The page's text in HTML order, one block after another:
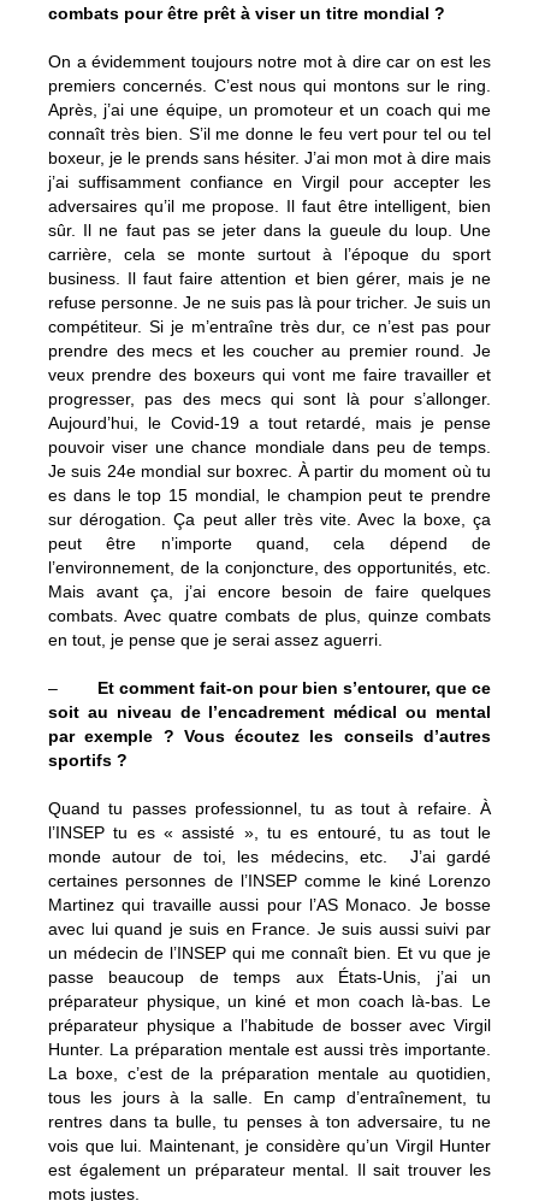
combats pour être prêt à viser un titre mondial ?
On a évidemment toujours notre mot à dire car on est les
premiers concernés. C’est nous qui montons sur le ring.
Après, j’ai une équipe, un promoteur et un coach qui me
connaît très bien. S’il me donne le feu vert pour tel ou tel
boxeur, je le prends sans hésiter. J’ai mon mot à dire mais
j’ai suffisamment confiance en Virgil pour accepter les
adversaires qu’il me propose. Il faut être intelligent, bien
sûr. Il ne faut pas se jeter dans la gueule du loup. Une
carrière, cela se monte surtout à l’époque du sport
business. Il faut faire attention et bien gérer, mais je ne
refuse personne. Je ne suis pas là pour tricher. Je suis un
compétiteur. Si je m’entraîne très dur, ce n’est pas pour
prendre des mecs et les coucher au premier round. Je
veux prendre des boxeurs qui vont me faire travailler et
progresser, pas des mecs qui sont là pour s’allonger.
Aujourd’hui, le Covid-19 a tout retardé, mais je pense
pouvoir viser une chance mondiale dans peu de temps.
Je suis 24e mondial sur boxrec. À partir du moment où tu
es dans le top 15 mondial, le champion peut te prendre
sur dérogation. Ça peut aller très vite. Avec la boxe, ça
peut être n’importe quand, cela dépend de
l’environnement, de la conjoncture, des opportunités, etc.
Mais avant ça, j’ai encore besoin de faire quelques
combats. Avec quatre combats de plus, quinze combats
en tout, je pense que je serai assez aguerri.
– Et comment fait-on pour bien s’entourer, que ce
soit au niveau de l’encadrement médical ou mental
par exemple ? Vous écoutez les conseils d’autres
sportifs ?
Quand tu passes professionnel, tu as tout à refaire. À
l’INSEP tu es « assisté », tu es entouré, tu as tout le
monde autour de toi, les médecins, etc. J’ai gardé
certaines personnes de l’INSEP comme le kiné Lorenzo
Martinez qui travaille aussi pour l’AS Monaco. Je bosse
avec lui quand je suis en France. Je suis aussi suivi par
un médecin de l’INSEP qui me connaît bien. Et vu que je
passe beaucoup de temps aux États-Unis, j’ai un
préparateur physique, un kiné et mon coach là-bas. Le
préparateur physique a l’habitude de bosser avec Virgil
Hunter. La préparation mentale est aussi très importante.
La boxe, c’est de la préparation mentale au quotidien,
tous les jours à la salle. En camp d’entraînement, tu
rentres dans ta bulle, tu penses à ton adversaire, tu ne
vois que lui. Maintenant, je considère qu’un Virgil Hunter
est également un préparateur mental. Il sait trouver les
mots justes.